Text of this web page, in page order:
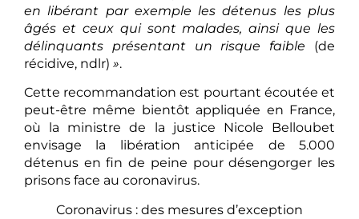
en libérant par exemple les détenus les plus
âgés et ceux qui sont malades, ainsi que les
délinquants présentant un risque faible (de
récidive, ndlr) ».
Cette recommandation est pourtant écoutée et
peut-être même bientôt appliquée en France,
où la ministre de la justice Nicole Belloubet
envisage la libération anticipée de 5.000
détenus en fin de peine pour désengorger les
prisons face au coronavirus.
Coronavirus : des mesures d’exception